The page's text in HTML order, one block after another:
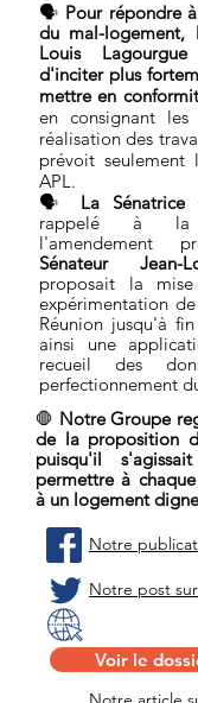
🗣 Pour répondre
du mal-logement,
Louis Lagourgue
d'inciter plus
mettre en
en consignant
réalisation des
prévoit seulement
APL.
🗣 La
rappelé à la
l'amendement
Sénateur Jean-
proposait la
expérimentation
Réunion jusqu'à
ainsi une
recueil des
perfectionnement
🛑 Notre Groupe
de la proposition
puisqu'il
permettre à
à un logement
Notre
Notre post
Voir le